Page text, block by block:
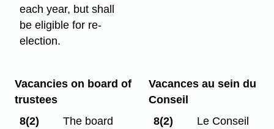
each year, but shall
be eligible for re-
election.
Vacancies on board of
trustees
8(2)
The board
Vacances au sein du
Conseil
8(2)
Le Conseil